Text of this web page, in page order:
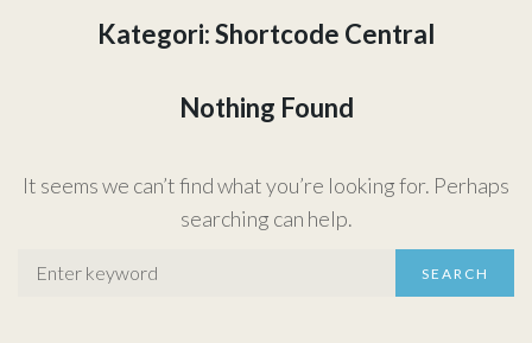
Kategori:Shortcode Central
Nothing Found
It seems we can’t find what you’re looking for. Perhaps
searching can help.
SEARCH